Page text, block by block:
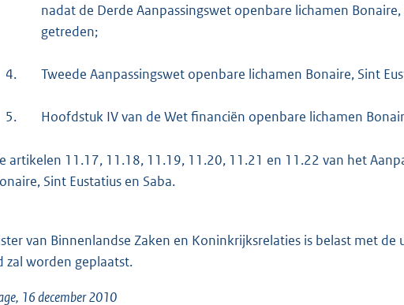
nadat de Derde Aanpassingswet openbare lichamen
getreden;
4. Tweede Aanpassingswet openbare lichamen Bonaire, Sint
5. Hoofdstuk IV van de Wet financiën openbare lichamen
artikelen 11.17, 11.18, 11.19, 11.20, 11.21 en 11.22 van het
Sint Eustatius en Saba.
van Binnenlandse Zaken en Koninkrijksrelaties is belast met
zal worden geplaatst.
16 december 2010